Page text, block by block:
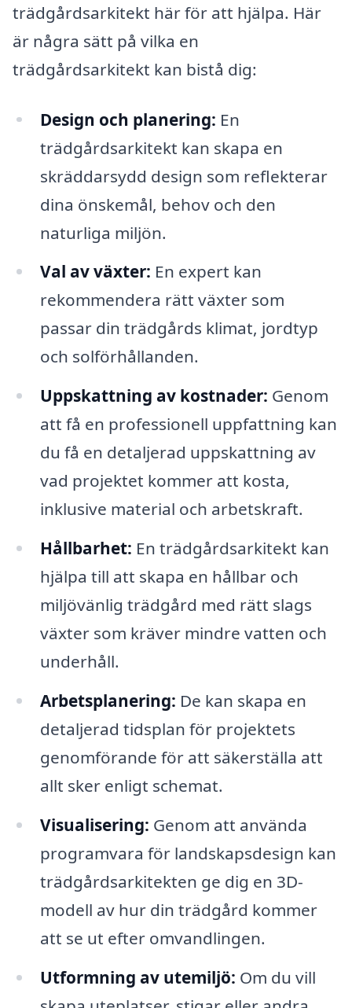
trädgårdsarkitekt här för att hjälpa. Här
är några sätt på vilka en
trädgårdsarkitekt kan bistå dig:
Design och planering: En
trädgårdsarkitekt kan skapa en
skräddarsydd design som reflekterar
dina önskemål, behov och den
naturliga miljön.
Val av växter: En expert kan
rekommendera rätt växter som
passar din trädgårds klimat, jordtyp
och solförhållanden.
Uppskattning av kostnader: Genom
att få en professionell uppfattning kan
du få en detaljerad uppskattning av
vad projektet kommer att kosta,
inklusive material och arbetskraft.
Hållbarhet: En trädgårdsarkitekt kan
hjälpa till att skapa en hållbar och
miljövänlig trädgård med rätt slags
växter som kräver mindre vatten och
underhåll.
Arbetsplanering: De kan skapa en
detaljerad tidsplan för projektets
genomförande för att säkerställa att
allt sker enligt schemat.
Visualisering: Genom att använda
programvara för landskapsdesign kan
trädgårdsarkitekten ge dig en 3D-
modell av hur din trädgård kommer
att se ut efter omvandlingen.
Utformning av utemiljö: Om du vill